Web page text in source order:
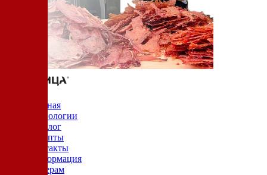
Главная
Технологии
Каталог
Рецепты
Контакты
Информация
Дилерам